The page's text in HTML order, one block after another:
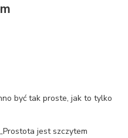
być tak proste, jak to tylko
jest szczytem